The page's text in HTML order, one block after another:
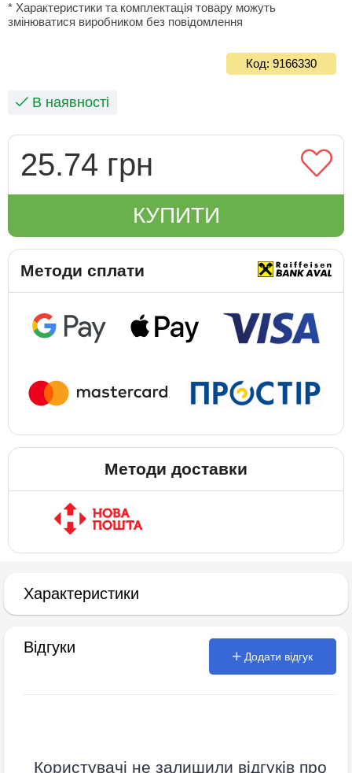
* Характеристики та комплектація товару можуть
змінюватися виробником без повідомлення
Код: 9166330
В наявності
25.74 грн
КУПИТИ
Методи сплати
Методи доставки
Характеристики
Відгуки
Додати відгук
Користувачі не залишили відгуків про